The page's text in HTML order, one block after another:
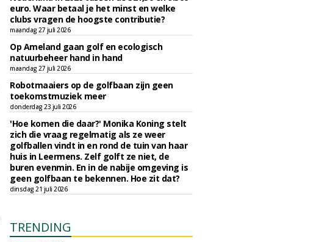
euro. Waar betaal je het minst en welke
clubs vragen de hoogste contributie?
maandag 27 juli 2026
Op Ameland gaan golf en ecologisch
natuurbeheer hand in hand
maandag 27 juli 2026
Robotmaaiers op de golfbaan zijn geen
toekomstmuziek meer
donderdag 23 juli 2026
'Hoe komen die daar?' Monika Koning stelt
zich die vraag regelmatig als ze weer
golfballen vindt in en rond de tuin van haar
huis in Leermens. Zelf golft ze niet, de
buren evenmin. En in de nabije omgeving is
geen golfbaan te bekennen. Hoe zit dat?
dinsdag 21 juli 2026
TRENDING